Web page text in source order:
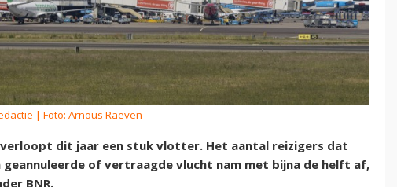
| Foto: Arnous Raeven
verloopt dit jaar een stuk vlotter. Het aantal reizigers dat
geannuleerde of vertraagde vlucht nam met bijna de helft af,
BNR.